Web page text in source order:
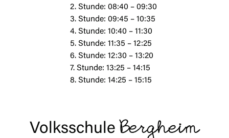
Volksschule Bergheim
2. Stunde: 08:40 – 09:30
3. Stunde: 09:45 – 10:35
4. Stunde: 10:40 – 11:30
5. Stunde: 11:35 – 12:25
6. Stunde: 12:30 – 13:20
7. Stunde: 13:25 – 14:15
8. Stunde: 14:25 – 15:15